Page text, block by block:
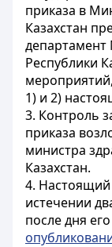
приказа в
Казахстан
департамент
Республики
1) и 2)
3. Контроль
приказа
министра
Казахстан.
4. Настоящий
истечении
после дня